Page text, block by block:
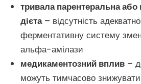
тривала парентеральна
дієта– відсутність
ферментативну систему
альфа-амілази
медикаментозний вплив –
можуть тимчасово знижувати